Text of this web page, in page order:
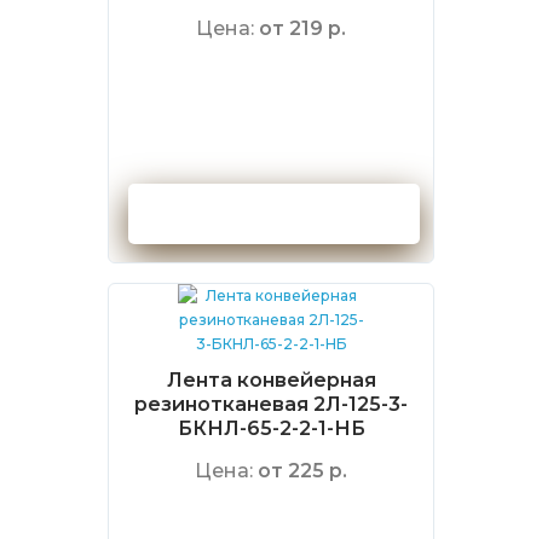
Цена: от 219 р.
Лента конвейерная
резинотканевая 2Л-125-3-
БКНЛ-65-2-2-1-НБ
Цена: от 225 р.